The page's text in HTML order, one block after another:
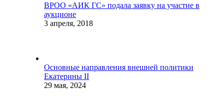
ВРОО «АИК ГС» подала заявку на участие в
аукционе
3 апреля, 2018
Основные направления внешней политики
Екатерины II
29 мая, 2024